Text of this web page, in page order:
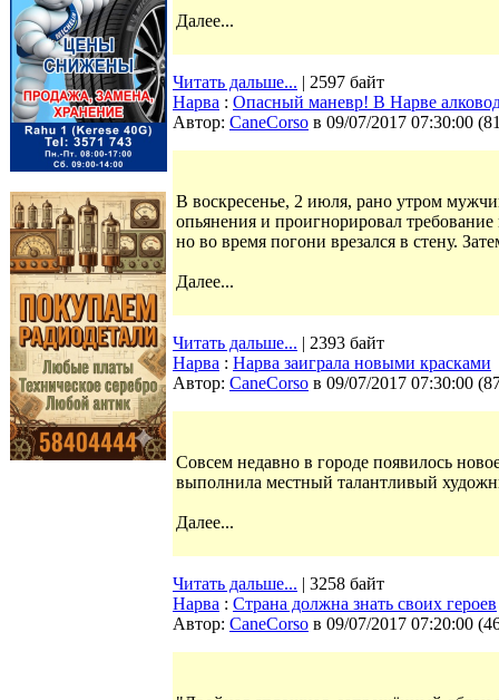
Далее...
Читать дальше... | 2597 байт
Нарва : Опасный маневр! В Нарве
Автор: CaneCorso в 09/07/2017 07:30:00 (
В воскресенье, 2 июля, рано утром
опьянения и проигнорировал
но во время погони врезался в стену.
Далее...
Читать дальше... | 2393 байт
Нарва : Нарва заиграла новыми красками
Автор: CaneCorso в 09/07/2017 07:30:00 (
Совсем недавно в городе появилось
выполнила местный талантливый
Далее...
Читать дальше... | 3258 байт
Нарва : Страна должна знать своих героев
Автор: CaneCorso в 09/07/2017 07:20:00 (